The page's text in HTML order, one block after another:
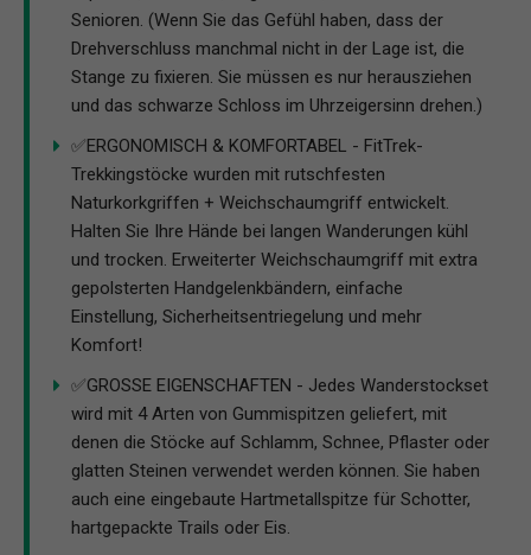
Senioren. (Wenn Sie das Gefühl haben, dass der
Drehverschluss manchmal nicht in der Lage ist, die
Stange zu fixieren. Sie müssen es nur herausziehen
und das schwarze Schloss im Uhrzeigersinn drehen.)
✅ERGONOMISCH & KOMFORTABEL - FitTrek-
Trekkingstöcke wurden mit rutschfesten
Naturkorkgriffen + Weichschaumgriff entwickelt.
Halten Sie Ihre Hände bei langen Wanderungen kühl
und trocken. Erweiterter Weichschaumgriff mit extra
gepolsterten Handgelenkbändern, einfache
Einstellung, Sicherheitsentriegelung und mehr
Komfort!
✅GROSSE EIGENSCHAFTEN - Jedes Wanderstockset
wird mit 4 Arten von Gummispitzen geliefert, mit
denen die Stöcke auf Schlamm, Schnee, Pflaster oder
glatten Steinen verwendet werden können. Sie haben
auch eine eingebaute Hartmetallspitze für Schotter,
hartgepackte Trails oder Eis.